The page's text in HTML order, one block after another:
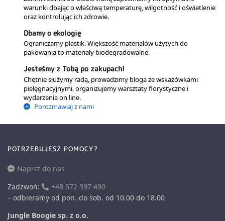
warunki dbając o właściwą temperaturę, wilgotność i oświetlenie
oraz kontrolując ich zdrowie.
Dbamy o ekologię
Ograniczamy plastik. Większość materiałów użytych do
pakowania to materiały biodegradowalne.
Jesteśmy z Tobą po zakupach!
Chętnie służymy radą, prowadzimy bloga ze wskazówkami
pielęgnacyjnymi, organizujemy warsztaty florystyczne i
wydarzenia on line.
Porozmawiaj z nami
POTRZEBUJESZ POMOCY?
Napisz do nas
Zadzwoń:
+48 572 397 490
– odbieramy od pon. do sob. od 10.00 do 18.00
Jungle Boogie sp. z o.o.